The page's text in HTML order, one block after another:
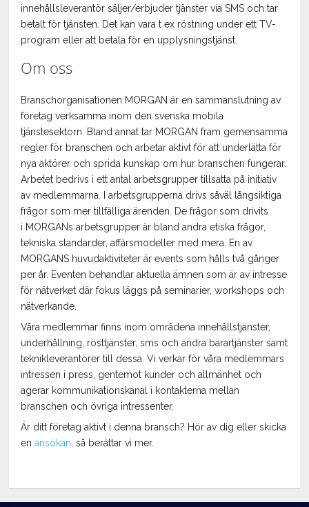
innehållsleverantör säljer/erbjuder tjänster via SMS och tar
betalt för tjänsten. Det kan vara t ex röstning under ett TV-
program eller att betala för en upplysningstjänst.
Om oss
Branschorganisationen MORGAN är en sammanslutning av
företag verksamma inom den svenska mobila
tjänstesektorn. Bland annat tar MORGAN fram gemensamma
regler för branschen och arbetar aktivt för att underlätta för
nya aktörer och sprida kunskap om hur branschen fungerar.
Arbetet bedrivs i ett antal arbetsgrupper tillsatta på initiativ
av medlemmarna. I arbetsgrupperna drivs såväl långsiktiga
frågor som mer tillfälliga ärenden. De frågor som drivits
i MORGANs arbetsgrupper är bland andra etiska frågor,
tekniska standarder, affärsmodeller med mera. En av
MORGANS huvudaktiviteter är events som hålls två gånger
per år. Eventen behandlar aktuella ämnen som är av intresse
för nätverket där fokus läggs på seminarier, workshops och
nätverkande.
Våra medlemmar finns inom områdena innehållstjänster,
underhållning, rösttjänster, sms och andra bärartjänster samt
teknikleverantörer till dessa. Vi verkar för våra medlemmars
intressen i press, gentemot kunder och allmänhet och
agerar kommunikationskanal i kontakterna mellan
branschen och övriga intressenter.
Är ditt företag aktivt i denna bransch? Hör av dig eller skicka
enansökan , så berättar vi mer.